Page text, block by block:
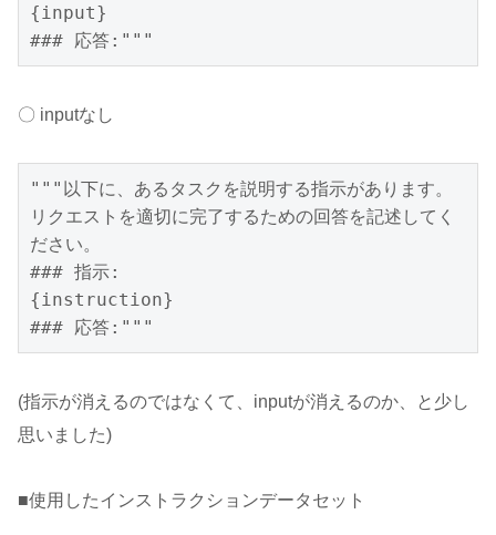
{input}
### 応答:"""
〇 inputなし
"""以下に、あるタスクを説明する指示があります。
リクエストを適切に完了するための回答を記述してく
ださい。
### 指示:
{instruction}
### 応答:"""
(指示が消えるのではなくて、inputが消えるのか、と少し
思いました)
■使用したインストラクションデータセット